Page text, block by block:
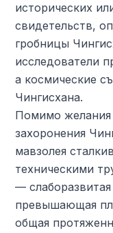
исторических
свидетельств,
гробницы
исследователи
а космические
Чингисхана.
Помимо желания
захоронения
мавзолея
техническими
—
превышающая
общая